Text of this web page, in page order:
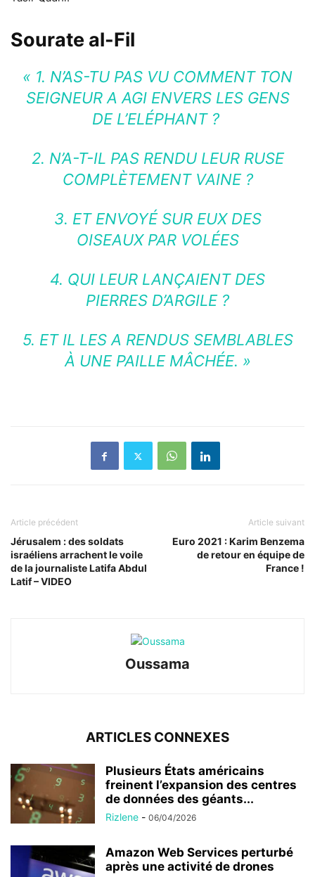
Sourate al-Fil
« 1. N’AS-TU PAS VU COMMENT TON
SEIGNEUR A AGI ENVERS LES GENS
DE L’ELÉPHANT ?
2. N’A-T-IL PAS RENDU LEUR RUSE
COMPLÈTEMENT VAINE ?
3. ET ENVOYÉ SUR EUX DES
OISEAUX PAR VOLÉES
4. QUI LEUR LANÇAIENT DES
PIERRES D’ARGILE ?
5. ET IL LES A RENDUS SEMBLABLES
À UNE PAILLE MÂCHÉE. »
Article précédent
Jérusalem : des soldats
israéliens arrachent le voile
de la journaliste Latifa Abdul
Latif – VIDEO
Article suivant
Euro 2021 : Karim Benzema
de retour en équipe de
France !
Oussama
ARTICLES CONNEXES
Plusieurs États américains
freinent l’expansion des centres
de données des géants...
Rizlene - 06/04/2026
Amazon Web Services perturbé
après une activité de drones